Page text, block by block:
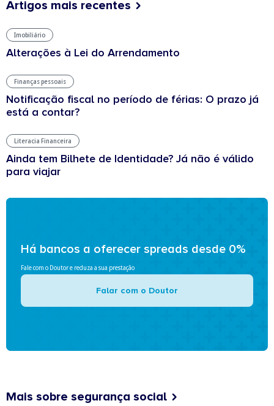
Artigos mais recentes
Imobiliário
Alterações à Lei do Arrendamento
Finanças pessoais
Notificação fiscal no período de férias: O prazo já
está a contar?
Literacia Financeira
Ainda tem Bilhete de Identidade? Já não é válido
para viajar
Há bancos a oferecer spreads desde 0%
Fale com o Doutor e reduza a sua prestação
Falar com o Doutor
Mais sobre segurança social